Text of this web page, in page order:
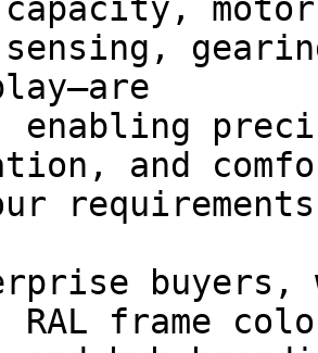
motor
sensing,
enabling
and
buyers,
RAL frame